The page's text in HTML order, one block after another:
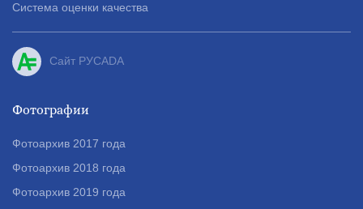
Система оценки качества
Сайт РУСADA
Фотографии
Фотоархив 2017 года
Фотоархив 2018 года
Фотоархив 2019 года